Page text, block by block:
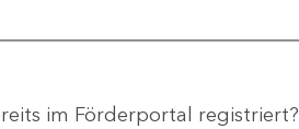
im Förderportal registriert?